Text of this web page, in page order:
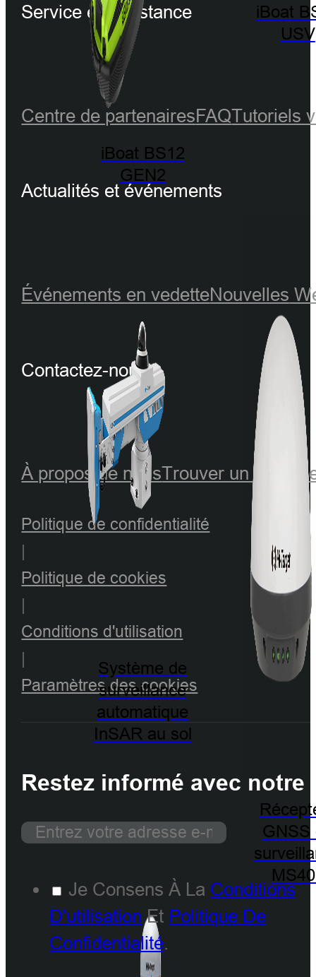
iBoat BS12
GEN2
iBoat
USV
Système de
surveillance
automatique
InSAR au sol
GNSS
Service et assistance
Centre de partenairesFAQTutoriels
Actualités et événements
Événements en vedetteNouvelles
Contactez-nous
À propos de nousTrouver un
Politique de confidentialité
|
Politique de cookies
|
Conditions d'utilisation
|
Paramètres des cookies
Restez informé avec notre
Je Consens À La Conditions
D'utilisationEt Politique De
Confidentialité.